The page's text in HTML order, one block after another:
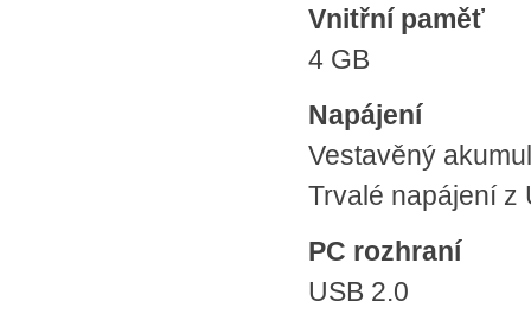
Vnitřní paměť
4 GB
Napájení
Vestavěný
Trvalé napájení z
PC rozhraní
USB 2.0